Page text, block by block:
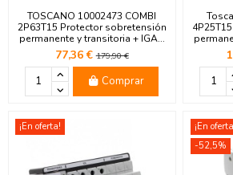
TOSCANO 10002473 COMBI
2P63T15 Protector sobretensión
permanente y transitoria + IGA...
77,36 €179,90 €
Comprar
¡En oferta!
¡En
-52,5%